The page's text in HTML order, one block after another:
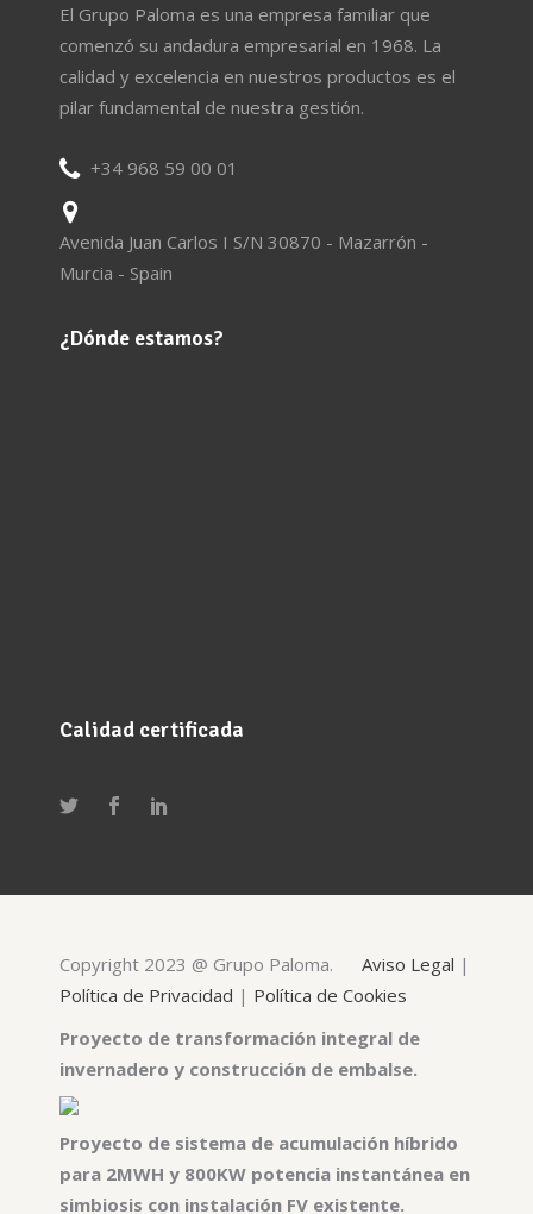
El Grupo Paloma es una empresa familiar que
comenzó su andadura empresarial en 1968. La
calidad y excelencia en nuestros productos es el
pilar fundamental de nuestra gestión.
+34 968 59 00 01
Avenida Juan Carlos I S/N 30870 - Mazarrón -
Murcia - Spain
¿Dónde estamos?
Calidad certificada
Copyright 2023 @ Grupo Paloma. Aviso Legal |
Política de Privacidad | Política de Cookies
Proyecto de transformación integral de
invernadero y construcción de embalse.
Proyecto de sistema de acumulación híbrido
para 2MWH y 800KW potencia instantánea en
simbiosis con instalación FV existente.